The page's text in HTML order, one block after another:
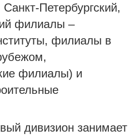
Петербургский,
филиалы –
филиалы в
филиалы) и
дивизион занимает